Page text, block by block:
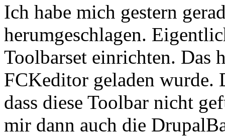
Ich habe mich gestern
herumgeschlagen.
Toolbarset einrichten. Das
FCKeditor geladen wurde.
dass diese Toolbar nicht
mir dann auch die